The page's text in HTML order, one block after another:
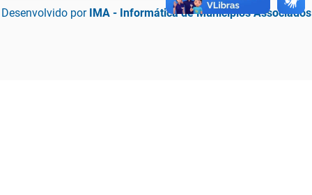
Desenvolvido por IMA - Informática de Municípios Associados